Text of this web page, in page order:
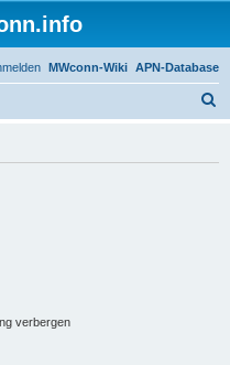
APN-Database
MWconn-Wiki
verbergen